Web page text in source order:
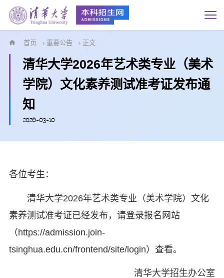
首页 › 重要公告 › 正文
​清华大学2026年艺术类专业（美术
学院）文化素养测试准考证发布通
知
2026-03-10
各位考生：
清华大学2026年艺术类专业（美术学院）文化
素养测试准考证已经发布，请登录报名网站
（https://admission.join-
tsinghua.edu.cn/frontend/site/login）查看。
清华大学招生办公室